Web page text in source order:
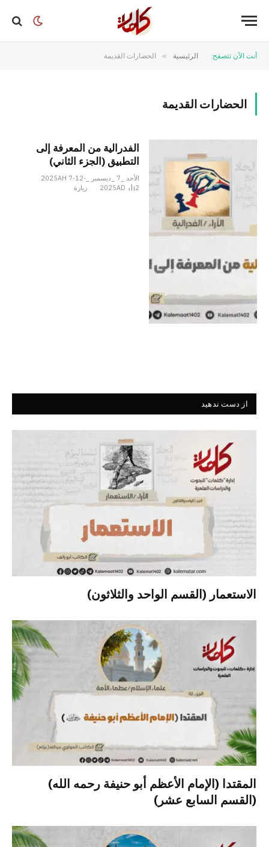
أنت الآن تتصفح: الرئيسية » الحضارات القديمة
الحضارات القديمة
الفدرالية من المعرفة إلى
التطبيق (الجزء الثاني)
الأحد _7 _ديسمبر _2025AH 7-12-
2025AD
2 زيارة
از دست ندهید
الاستعمار (القسم الواحد والثلاثون)
المقتدا (الإمام الأعظم أبو حنيفة رحمه الله)
(القسم السابع عشر)